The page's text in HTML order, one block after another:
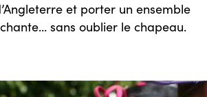
et porter un ensemble
sans oublier le chapeau.